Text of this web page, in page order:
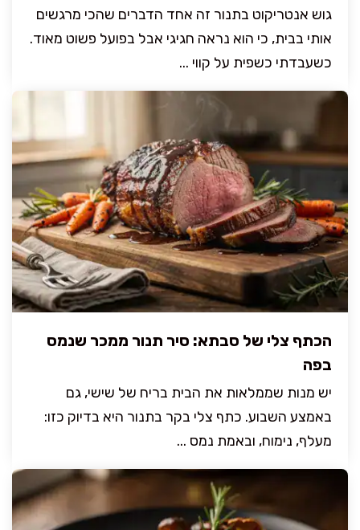
גוש אנטריקוט בתנור זה אחד הדברים שהכי מרגשים
אותי בבית, כי הוא נראה חגיגי אבל בפועל פשוט מאוד.
כשעבדתי כשפית על קווי ...
הכתף צלי של סבתא: סיר תנור ממכר שנמס
בפה
יש מנות שממלאות את הבית בריח של שישי, גם
באמצע השבוע. כתף צלי בקר בתנור היא בדיוק כזו:
מעלף, נימוח, ובאמת נמס ...